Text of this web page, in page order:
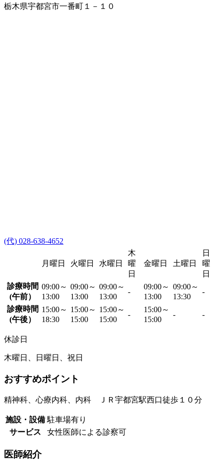
栃木県宇都宮市一番町１－１０
(代) 028-638-4652
月曜日 火曜日 水曜日
木
曜
日
金曜日 土曜日
日
曜
日
診療時間
(午前）
09:00～
13:00
09:00～
13:00
09:00～
13:00
-
09:00～
13:00
09:00～
13:30
-
診療時間
(午後）
15:00～
18:30
15:00～
15:00
15:00～
15:00
-
15:00～
15:00
- -
休診日
木曜日、日曜日、祝日
おすすめポイント
精神科、心療内科、内科 ＪＲ宇都宮駅西口徒歩１０分
施設・設備 駐車場有り
サービス
女性医師による診察可
医師紹介